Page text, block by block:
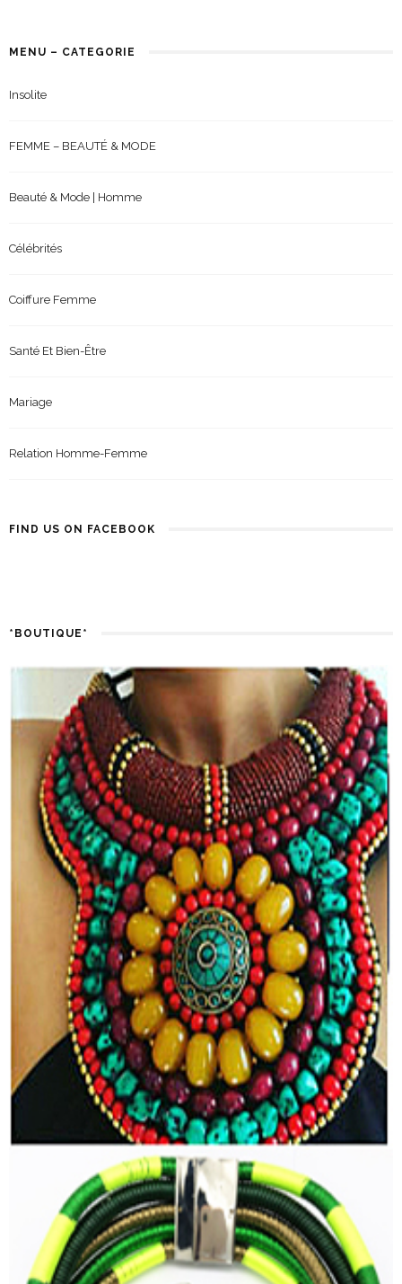
MENU – CATEGORIE
Insolite
FEMME – BEAUTÉ & MODE
Beauté & Mode | Homme
Célébrités
Coiffure Femme
Santé Et Bien-Être
Mariage
Relation Homme-Femme
FIND US ON FACEBOOK
*BOUTIQUE*